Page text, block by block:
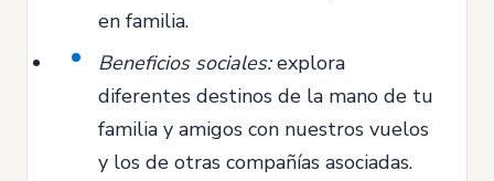
en familia.
Beneficios sociales:explora
diferentes destinos de la mano de tu
familia y amigos con nuestros vuelos
y los de otras compañías asociadas.